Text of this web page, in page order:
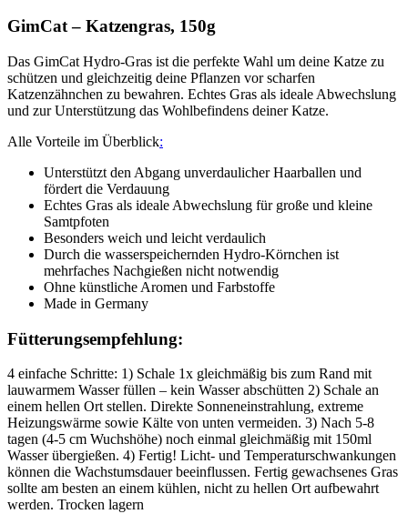
GimCat – Katzengras, 150g
Das GimCat Hydro-Gras ist die perfekte Wahl um deine Katze zu
schützen und gleichzeitig deine Pflanzen vor scharfen
Katzenzähnchen zu bewahren. Echtes Gras als ideale Abwechslung
und zur Unterstützung das Wohlbefindens deiner Katze.
Alle Vorteile im Überblick:
Unterstützt den Abgang unverdaulicher Haarballen und
fördert die Verdauung
Echtes Gras als ideale Abwechslung für große und kleine
Samtpfoten
Besonders weich und leicht verdaulich
Durch die wasserspeichernden Hydro-Körnchen ist
mehrfaches Nachgießen nicht notwendig
Ohne künstliche Aromen und Farbstoffe
Made in Germany
Fütterungsempfehlung:
4 einfache Schritte: 1) Schale 1x gleichmäßig bis zum Rand mit
lauwarmem Wasser füllen – kein Wasser abschütten 2) Schale an
einem hellen Ort stellen. Direkte Sonneneinstrahlung, extreme
Heizungswärme sowie Kälte von unten vermeiden. 3) Nach 5-8
tagen (4-5 cm Wuchshöhe) noch einmal gleichmäßig mit 150ml
Wasser übergießen. 4) Fertig! Licht- und Temperaturschwankungen
können die Wachstumsdauer beeinflussen. Fertig gewachsenes Gras
sollte am besten an einem kühlen, nicht zu hellen Ort aufbewahrt
werden. Trocken lagern